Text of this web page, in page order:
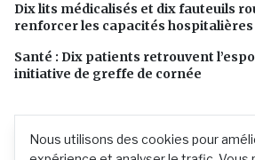
Nous utilisons des cookies pour
Dix lits médicalisés et dix fauteuils
renforcer les capacités hospitalières
Santé : Dix patients retrouvent
initiative de greffe de cornée